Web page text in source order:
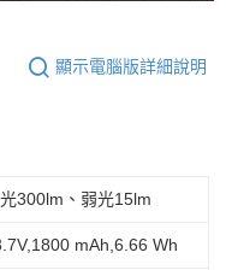
顯示電腦版詳細說明
300lm、弱光15lm
mAh,6.66 Wh